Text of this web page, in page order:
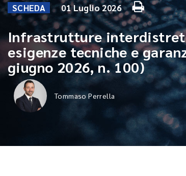
SCHEDA 01 Luglio 2026
Infrastrutture
esigenze tecniche e
giugno 2026, n. 100)
Tommaso Perrella